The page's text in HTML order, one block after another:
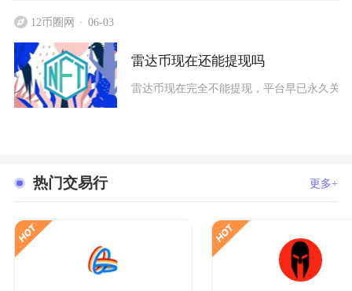
12币圈网 06-03
雷达币现在还能提现吗
雷达币现在完全不能提现，平台早已永久关
热门交易行 更多+